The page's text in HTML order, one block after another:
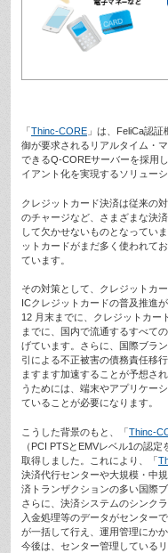
「Thinc-CORE 」は、FeliCa認
御が要求されるリアルタイム・
できるQ-COREサーバーを採用
イアント化を実現するソリューシ
クレジットカード決済は従来の
のチャージなど、さまざまな決
して欠かせないものとなってい
ットカードがまだ多く使われて
ています。
その対策として、クレジットカ
ICクレジットカードの普及推進
12 月末までに、クレジットカー
までに、国内で流通するすべて
げています。さらに、国際ブラ
引による不正被害の債務責任移
ますます加速することが予想さ
うためには、端末やアプリケー
ていることが必要になります。
こうした背景のもと、「Thinc-
（PCI PTSとEMVレベル1の認
取得しました。これにより、「
決済代行センターや大規模・中
済トランザクションの多い国際
さらに、決済システムのシンク
入金処理等のデータがセンター
が一括して行え、運用管理にか
今後は、センター管理している